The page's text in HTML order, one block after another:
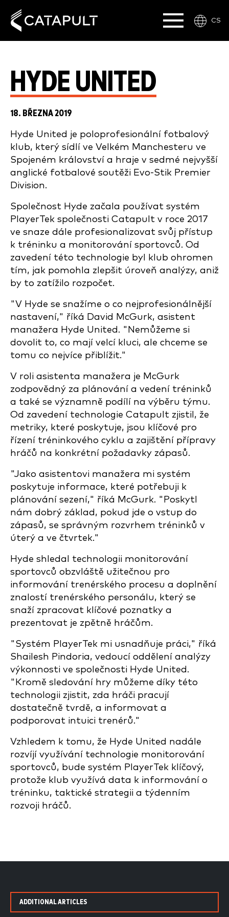
CS
HYDE UNITED
18. BŘEZNA 2019
Hyde United je poloprofesionální fotbalový
klub, který sídlí ve Velkém Manchesteru ve
Spojeném království a hraje v sedmé nejvyšší
anglické fotbalové soutěži Evo-Stik Premier
Division.
Společnost Hyde začala používat systém
PlayerTek společnosti Catapult v roce 2017
ve snaze dále profesionalizovat svůj přístup
k tréninku a monitorování sportovců. Od
zavedení této technologie byl klub ohromen
tím, jak pomohla zlepšit úroveň analýzy, aniž
by to zatížilo rozpočet.
"V Hyde se snažíme o co nejprofesionálnější
nastavení," říká David McGurk, asistent
manažera Hyde United. "Nemůžeme si
dovolit to, co mají velcí kluci, ale chceme se
tomu co nejvíce přiblížit."
V roli asistenta manažera je McGurk
zodpovědný za plánování a vedení tréninků
a také se významně podílí na výběru týmu.
Od zavedení technologie Catapult zjistil, že
metriky, které poskytuje, jsou klíčové pro
řízení tréninkového cyklu a zajištění přípravy
hráčů na konkrétní požadavky zápasů.
"Jako asistentovi manažera mi systém
poskytuje informace, které potřebuji k
plánování sezení," říká McGurk. "Poskytl
nám dobrý základ, pokud jde o vstup do
zápasů, se správným rozvrhem tréninků v
úterý a ve čtvrtek."
Hyde shledal technologii monitorování
sportovců obzvláště užitečnou pro
informování trenérského procesu a doplnění
znalostí trenérského personálu, který se
snaží zpracovat klíčové poznatky a
prezentovat je zpětně hráčům.
"Systém PlayerTek mi usnadňuje práci," říká
Shailesh Pindoria, vedoucí oddělení analýzy
výkonnosti ve společnosti Hyde United.
"Kromě sledování hry můžeme díky této
technologii zjistit, zda hráči pracují
dostatečně tvrdě, a informovat a
podporovat intuici trenérů."
Vzhledem k tomu, že Hyde United nadále
rozvíjí využívání technologie monitorování
sportovců, bude systém PlayerTek klíčový,
protože klub využívá data k informování o
tréninku, taktické strategii a týdenním
rozvoji hráčů.
ADDITIONAL ARTICLES